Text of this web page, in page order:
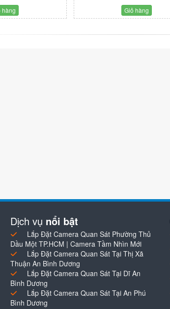
hàng Giỏ hàng
Dịch vụ nổi bật
Lắp Đặt Camera Quan Sát Phường Thủ
Dầu Một TP.HCM | Camera Tầm Nhìn Mới
Lắp Đặt Camera Quan Sát Tại Thị Xã
Thuận An Bình Dương
Lắp Đặt Camera Quan Sát Tại Dĩ An
Bình Dương
Lắp Đặt Camera Quan Sát Tại An Phú
Bình Dương